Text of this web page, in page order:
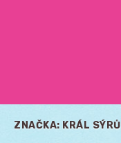
ZNAČKA: KRÁL SÝRŮ